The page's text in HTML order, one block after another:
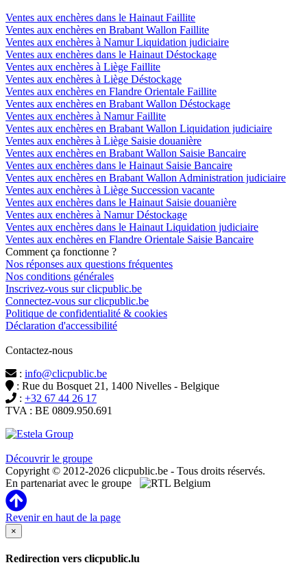
Ventes aux enchères dans le Hainaut Faillite
Ventes aux enchères en Brabant Wallon Faillite
Ventes aux enchères à Namur Liquidation judiciaire
Ventes aux enchères dans le Hainaut Déstockage
Ventes aux enchères à Liège Faillite
Ventes aux enchères à Liège Déstockage
Ventes aux enchères en Flandre Orientale Faillite
Ventes aux enchères en Brabant Wallon Déstockage
Ventes aux enchères à Namur Faillite
Ventes aux enchères en Brabant Wallon Liquidation judiciaire
Ventes aux enchères à Liège Saisie douanière
Ventes aux enchères en Brabant Wallon Saisie Bancaire
Ventes aux enchères dans le Hainaut Saisie Bancaire
Ventes aux enchères en Brabant Wallon Administration judiciaire
Ventes aux enchères à Liège Succession vacante
Ventes aux enchères dans le Hainaut Saisie douanière
Ventes aux enchères à Namur Déstockage
Ventes aux enchères dans le Hainaut Liquidation judiciaire
Ventes aux enchères en Flandre Orientale Saisie Bancaire
Comment ça fonctionne ?
Nos réponses aux questions fréquentes
Nos conditions générales
Inscrivez-vous sur clicpublic.be
Connectez-vous sur clicpublic.be
Politique de confidentialité & cookies
Déclaration d'accessibilité
Contactez-nous
: info@clicpublic.be
: Rue du Bosquet 21, 1400 Nivelles - Belgique
: +32 67 44 26 17
TVA : BE 0809.950.691
Découvrir le groupe
Copyright © 2012-2026 clicpublic.be - Tous droits réservés.
En partenariat avec le groupe
Revenir en haut de la page
×
Redirection vers clicpublic.lu